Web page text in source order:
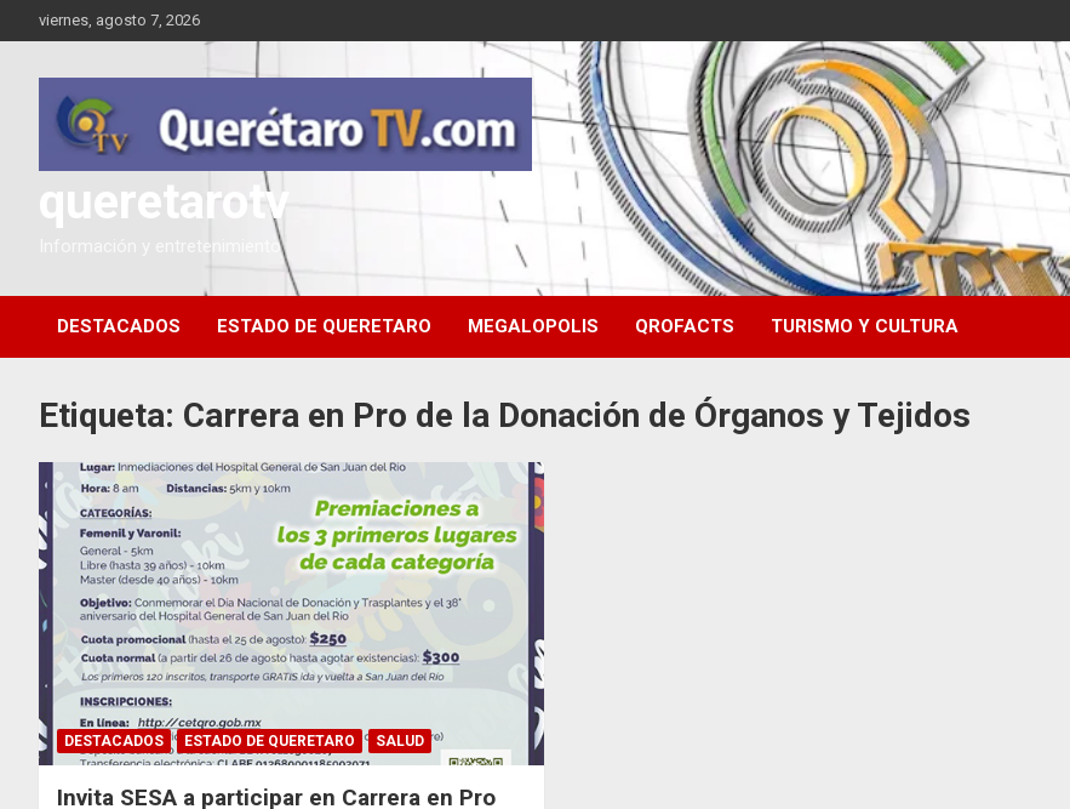
al
viernes, agosto 7, 2026
queretarotv
Información y entretenimiento
DESTACADOS ESTADO DE QUERETARO MEGALOPOLIS QROFACTS TURISMO Y CULTURA
Etiqueta: Carrera en Pro de la Donación de Órganos y Tejidos
DESTACADOS ESTADO DE QUERETARO SALUD
Invita SESA a participar en Carrera en Pro